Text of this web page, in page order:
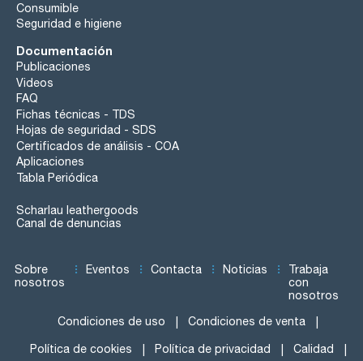
Consumible
Seguridad e higiene
Documentación
Publicaciones
Videos
FAQ
Fichas técnicas - TDS
Hojas de seguridad - SDS
Certificados de análisis - COA
Aplicaciones
Tabla Periódica
Scharlau leathergoods
Canal de denuncias
Sobre
nosotros
Eventos Contacta Noticias
Trabaja
con
nosotros
Condiciones de uso Condiciones de venta
Política de cookies Política de privacidad Calidad